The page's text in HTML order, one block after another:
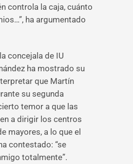
controla la caja, cuánto
ha argumentado
concejala de IU
ha mostrado su
que Martín
su segunda
temor a que las
a dirigir los centros
mayores, a lo que el
contestado: “se
totalmente”.